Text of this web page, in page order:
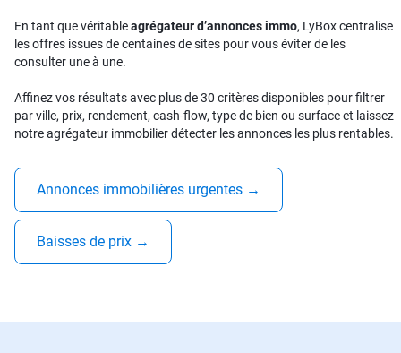
En tant que véritableagrégateur d’annonces immo, LyBox centralise
les offres issues de centaines de sites pour vous éviter de les
consulter une à une.
Affinez vos résultats avec plus de 30 critères disponibles pour filtrer
par ville, prix, rendement, cash-flow, type de bien ou surface et laissez
notre agrégateur immobilier détecter les annonces les plus rentables.
Annonces immobilières urgentes →
Baisses de prix →